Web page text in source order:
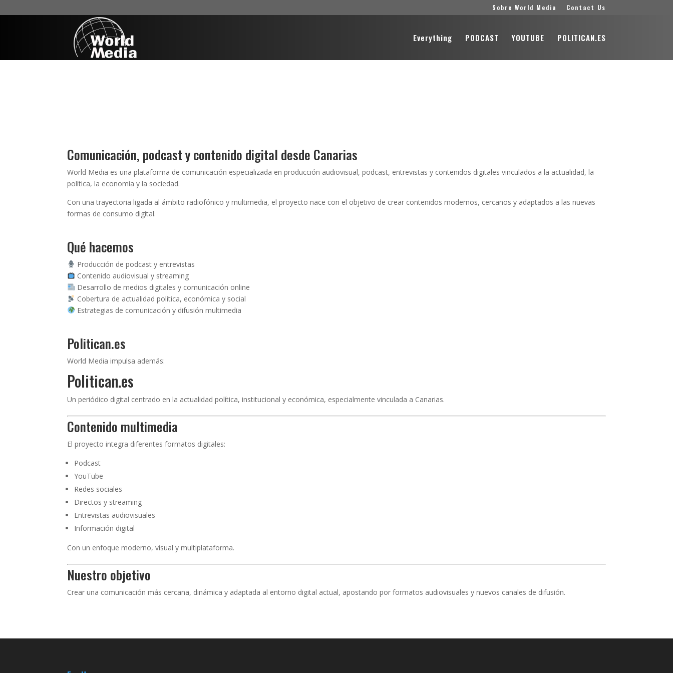
Sobre World Media Contact Us
Everything PODCAST YOUTUBE POLITICAN.ES
Comunicación, podcast y contenido digital desde Canarias
World Media es una plataforma de comunicación especializada en producción audiovisual, podcast, entrevistas y contenidos digitales vinculados a la actualidad, la
política, la economía y la sociedad.
Con una trayectoria ligada al ámbito radiofónico y multimedia, el proyecto nace con el objetivo de crear contenidos modernos, cercanos y adaptados a las nuevas
formas de consumo digital.
Qué hacemos
Producción de podcast y entrevistas
Contenido audiovisual y streaming
Desarrollo de medios digitales y comunicación online
Cobertura de actualidad política, económica y social
Estrategias de comunicación y difusión multimedia
Politican.es
World Media impulsa además:
Politican.es
Un periódico digital centrado en la actualidad política, institucional y económica, especialmente vinculada a Canarias.
Contenido multimedia
El proyecto integra diferentes formatos digitales:
Podcast
YouTube
Redes sociales
Directos y streaming
Entrevistas audiovisuales
Información digital
Con un enfoque moderno, visual y multiplataforma.
Nuestro objetivo
Crear una comunicación más cercana, dinámica y adaptada al entorno digital actual, apostando por formatos audiovisuales y nuevos canales de difusión.